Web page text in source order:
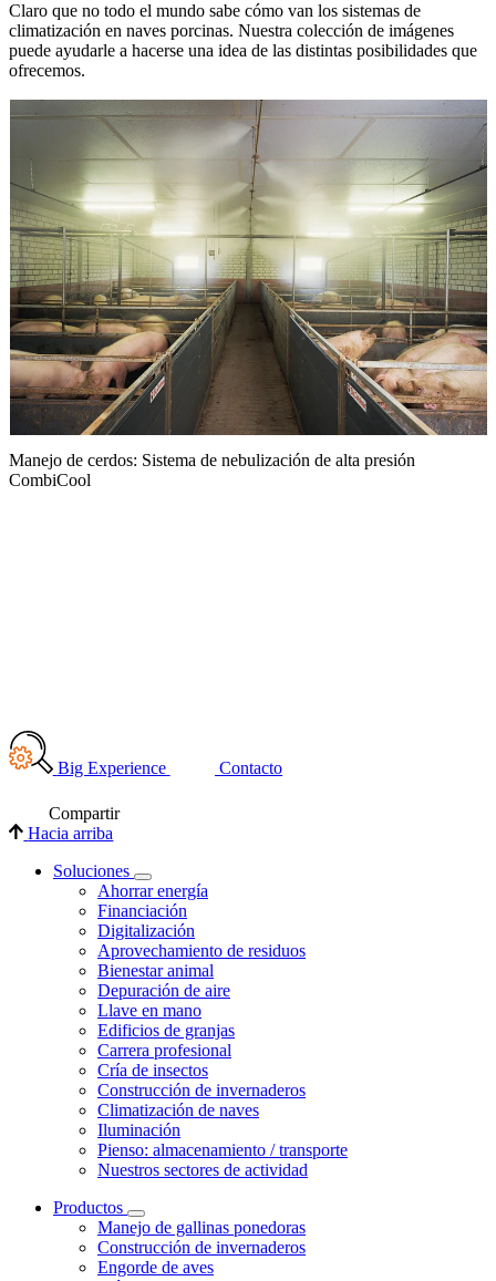
Claro que no todo el mundo sabe cómo van los sistemas de
climatización en naves porcinas. Nuestra colección de imágenes
puede ayudarle a hacerse una idea de las distintas posibilidades que
ofrecemos.
Manejo de cerdos: Sistema de nebulización de alta presión
CombiCool
Big Experience Contacto
Compartir
Hacia arriba
Soluciones
Ahorrar energía
Financiación
Digitalización
Aprovechamiento de residuos
Bienestar animal
Depuración de aire
Llave en mano
Edificios de granjas
Carrera profesional
Cría de insectos
Construcción de invernaderos
Climatización de naves
Iluminación
Pienso: almacenamiento / transporte
Nuestros sectores de actividad
Productos
Manejo de gallinas ponedoras
Construcción de invernaderos
Engorde de aves